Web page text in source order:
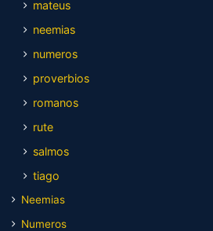
mateus
neemias
numeros
proverbios
romanos
rute
salmos
tiago
Neemias
Numeros